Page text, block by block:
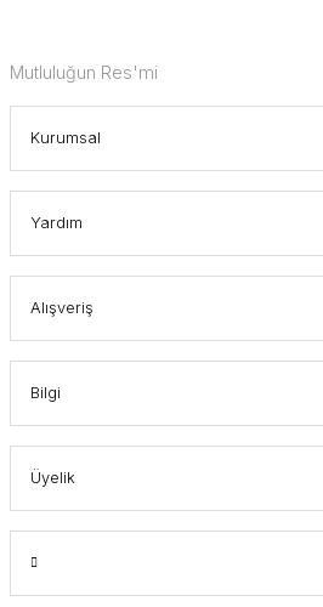
Mutluluğun Res'mi
Kurumsal
Yardım
Alışveriş
Bilgi
Üyelik